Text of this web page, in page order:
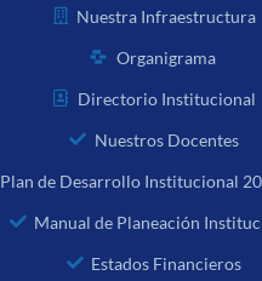
Nuestra Infraestructura
Organigrama
Directorio Institucional
Nuestros Docentes
Plan de Desarrollo Institucional
Manual de Planeación
Estados Financieros